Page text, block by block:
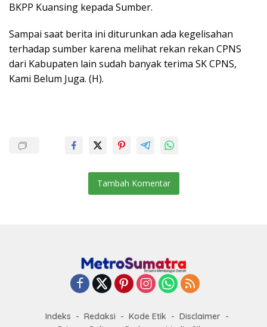
BKPP Kuansing kepada Sumber.
Sampai saat berita ini diturunkan ada kegelisahan
terhadap sumber karena melihat rekan rekan CPNS
dari Kabupaten lain sudah banyak terima SK CPNS,
Kami Belum Juga. (H).
Tambah Komentar
Indeks Redaksi Kode Etik
Disclaimer